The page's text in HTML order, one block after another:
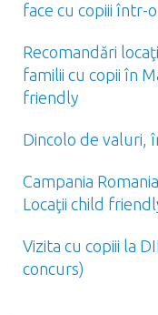
face cu copiii într-
Recomandări
familii cu copii în
friendly
Dincolo de valuri,
Campania
Locaţii child
Vizita cu copiii la
concurs)